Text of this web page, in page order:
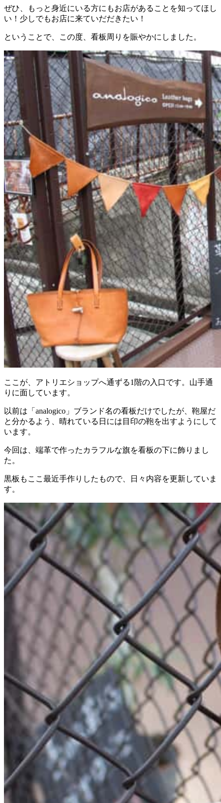
ぜひ、もっと身近にいる方にもお店があることを知ってほし
い！少しでもお店に来ていだだきたい！
ということで、この度、看板周りを賑やかにしました。
ここが、アトリエショップへ通ずる1階の入口です。山手通
りに面しています。
以前は「analogico」ブランド名の看板だけでしたが、鞄屋だ
と分かるよう、晴れている日には目印の鞄を出すようにして
います。
今回は、端革で作ったカラフルな旗を看板の下に飾りまし
た。
黒板もここ最近手作りしたもので、日々内容を更新していま
す。